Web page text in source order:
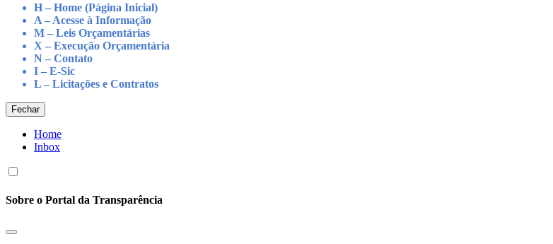
H – Home (Página Inicial)
A – Acesse à Informação
M – Leis Orçamentárias
X – Execução Orçamentária
N – Contato
I – E-Sic
L – Licitações e Contratos
Fechar
Home
Inbox
Sobre o Portal da Transparência